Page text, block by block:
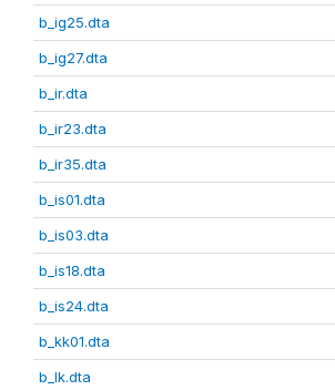
b_ig25.dta
b_ig27.dta
b_ir.dta
b_ir23.dta
b_ir35.dta
b_is01.dta
b_is03.dta
b_is18.dta
b_is24.dta
b_kk01.dta
b_lk.dta